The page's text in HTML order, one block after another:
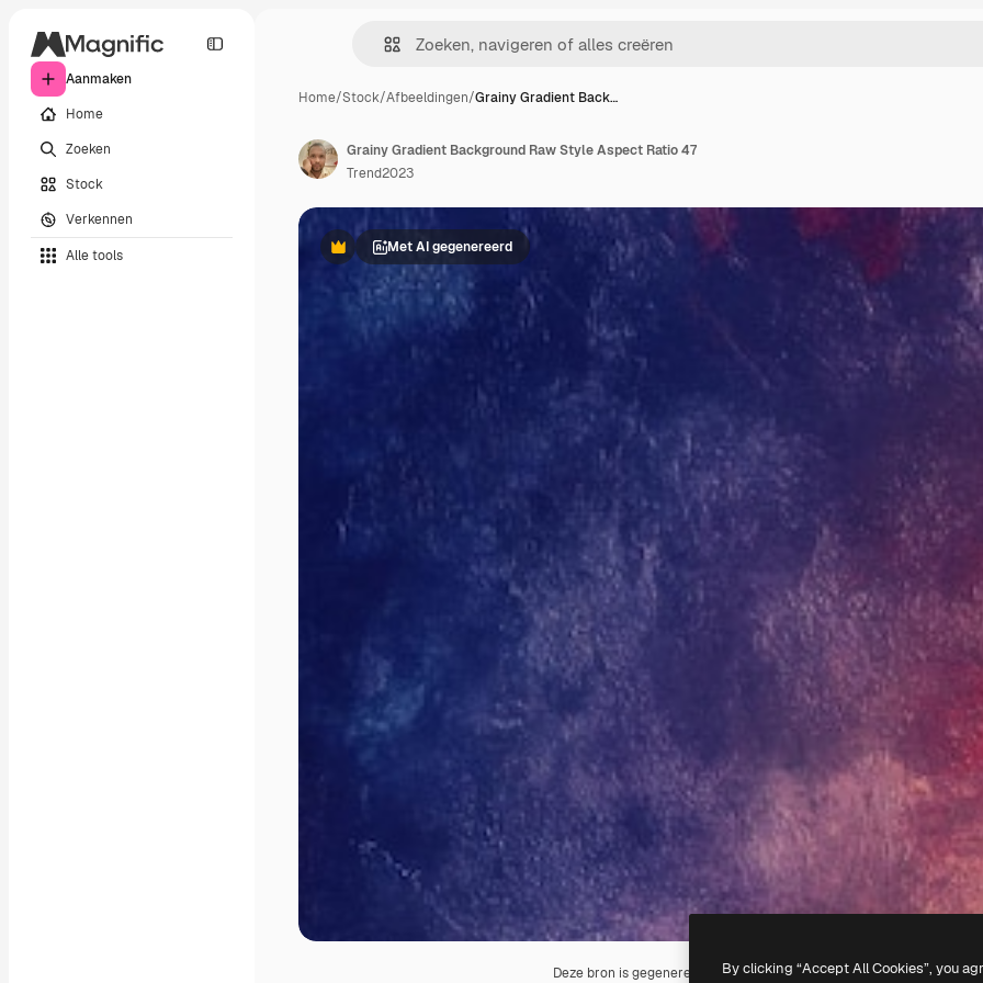
Aanmaken
Home
Zoeken
Stock
Verkennen
Alle tools
Home/Stock/Afbeeldingen/Grainy Gradient Back…
PremiumMet AI gegenereerd
Deze bron is gegenereerd met AI. Je kunt je eigen afbeelding maken
Grainy Gradient Background Raw Style Aspect Ratio 47
Trend2023
By clicking “Accept All Cookies”, you